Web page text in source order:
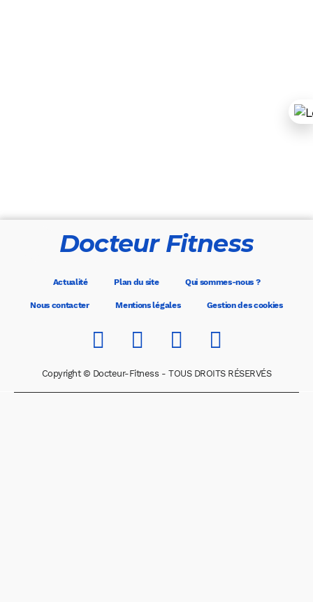
Docteur Fitness
Actualité Plan du site Qui sommes-nous ?
Nous contacter Mentions légales Gestion des cookies
Copyright © Docteur-Fitness - TOUS DROITS RÉSERVÉS